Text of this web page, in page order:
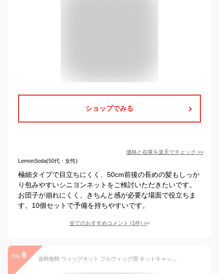
ショップでみる
価格と在庫を楽天でチェック >>
LemonSoda(50代・女性)
極細タイプで目立ちにくく、50cm前後の長めの髪もしっか
り包みやすいシニヨンネットをご検討いただきたいです。
お団子が崩れにくく、きちんと感が必要な場面で役立ちま
す。10個セットで予備を持ちやすいです。
全てのおすすめコメント (1件) >
no. 9 送料無料 ウィッグネット フルウィッグ用 ネットキャップ インナーキャップ ウィッグキャップ ヘアネット メッシュ メンズ レディース ブラック ベージュ